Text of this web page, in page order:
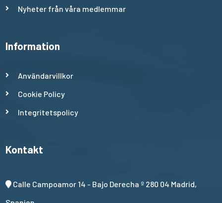
Nyheter från våra medlemmar
Information
Användarvillkor
Cookie Policy
Integritetspolicy
Kontakt
Calle Campoamor 14 - Bajo Derecha º 280 04 Madrid,